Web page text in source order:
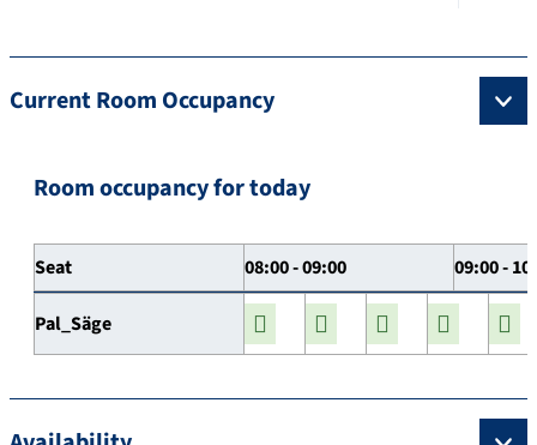
Current Room Occupancy
Room occupancy for today
Seat 08:00 - 09:00 09:00 -
Pal_Säge